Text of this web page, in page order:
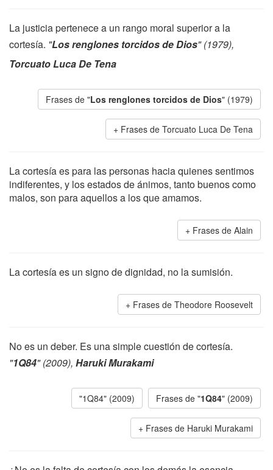
La justicia pertenece a un rango moral superior a la
cortesía. "Los renglones torcidos de Dios" (1979),
Torcuato Luca De Tena
Frases de "Los renglones torcidos de Dios" (1979)
Frases de Torcuato Luca De Tena
La cortesía es para las personas hacia quienes sentimos
indiferentes, y los estados de ánimos, tanto buenos como
malos, son para aquellos a los que amamos.
Frases de Alain
La cortesía es un signo de dignidad, no la sumisión.
Frases de Theodore Roosevelt
No es un deber. Es una simple cuestión de cortesía.
"1Q84" (2009), Haruki Murakami
"1Q84" (2009) Frases de "1Q84" (2009)
Frases de Haruki Murakami